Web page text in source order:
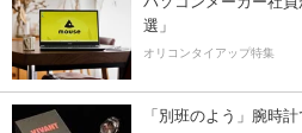
選」
オリコンタイアップ特集
「別班のよう」腕時